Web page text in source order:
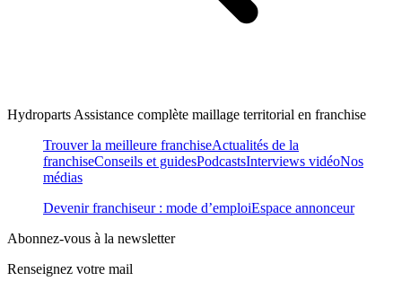
Hydroparts Assistance complète maillage territorial en franchise
Trouver la meilleure franchiseActualités de la
franchiseConseils et guidesPodcastsInterviews vidéoNos
médias
Devenir franchiseur : mode d’emploiEspace annonceur
Abonnez-vous à la newsletter
Renseignez votre mail